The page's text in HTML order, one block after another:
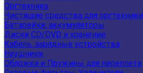
Оргтехника
Чистящие средства для оргтехники
Батарейки, аккумуляторы
Диски CD/DVD и хранение
Кабель, зарядные устройства
Наушники
Обложки и Пружины для переплета